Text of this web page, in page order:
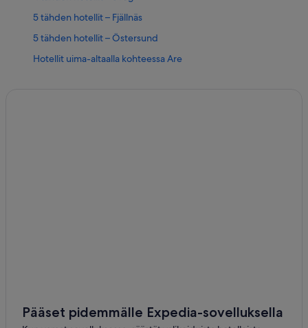
5 tähden hotellit – Fjällnäs
5 tähden hotellit – Östersund
Hotellit uima-altaalla kohteessa Are
Lomamajat – Östersund
Pääset pidemmälle Expedia-sovelluksella